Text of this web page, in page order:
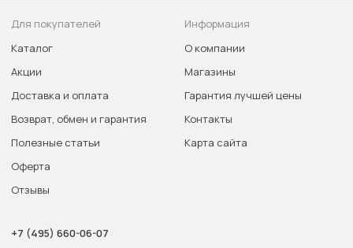
Для покупателей
Каталог
Акции
Доставка и оплата
Возврат, обмен и гарантия
Полезные статьи
Оферта
Отзывы
Информация
О компании
Магазины
Гарантия лучшей цены
Контакты
Карта сайта
+7 (495) 660-06-07